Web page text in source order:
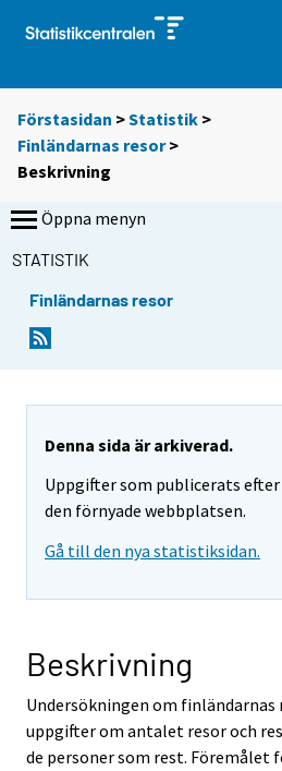
Förstasidan >Statistik >
Finländarnas resor>
Beskrivning
Öppna menyn
STATISTIK
Finländarnas resor
Denna sida är arkiverad.
Uppgifter som publicerats efter
den förnyade webbplatsen.
Gå till den nya statistiksidan.
Beskrivning
Undersökningen om
uppgifter om antalet resor och
de personer som rest. Föremålet